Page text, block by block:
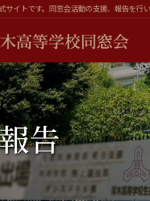
イトです。同窓会活動の支援、報告を行い
告